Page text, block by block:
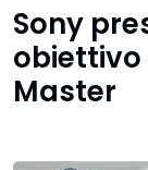
Sony
obiettivo
Master